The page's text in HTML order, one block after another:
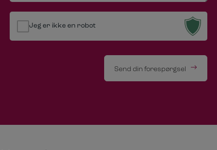
Jeg er ikke en robot
Send din forespørgsel